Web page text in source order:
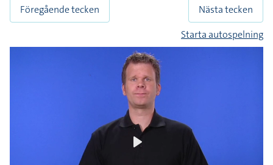
Föregående tecken
Nästa tecken
Starta autospelning